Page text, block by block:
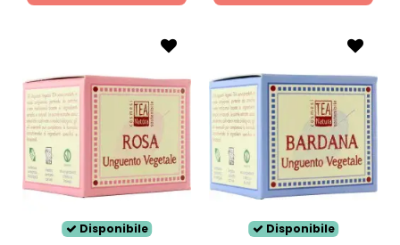
Disponibile
Disponibile